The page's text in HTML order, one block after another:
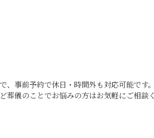
、事前予約で休日・時間外も対応可能です。
葬儀のことでお悩みの方はお気軽にご相談く